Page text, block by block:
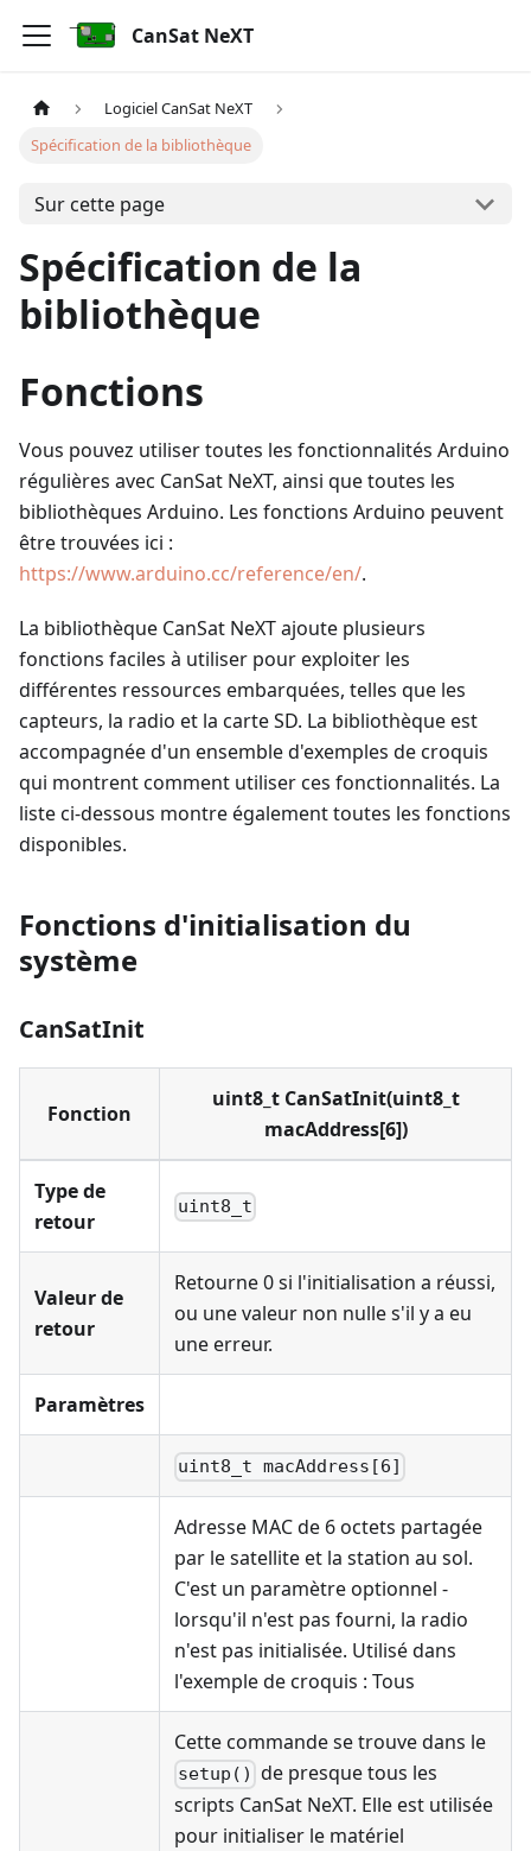
CanSat NeXT
Logiciel CanSat NeXT
Spécification de la bibliothèque
Sur cette page
Spécification de la
bibliothèque
Fonctions
Vous pouvez utiliser toutes les fonctionnalités Arduino
régulières avec CanSat NeXT, ainsi que toutes les
bibliothèques Arduino. Les fonctions Arduino peuvent
être trouvées ici :
https://www.arduino.cc/reference/en/.
La bibliothèque CanSat NeXT ajoute plusieurs
fonctions faciles à utiliser pour exploiter les
différentes ressources embarquées, telles que les
capteurs, la radio et la carte SD. La bibliothèque est
accompagnée d'un ensemble d'exemples de croquis
qui montrent comment utiliser ces fonctionnalités. La
liste ci-dessous montre également toutes les fonctions
disponibles.
Fonctions d'initialisation du
système
CanSatInit
Fonction
uint8_t CanSatInit(uint8_t
macAddress[6])
Type de
retour
uint8_t
Valeur de
retour
Retourne 0 si l'initialisation a réussi,
ou une valeur non nulle s'il y a eu
une erreur.
Paramètres
uint8_t macAddress[6]
Adresse MAC de 6 octets partagée
par le satellite et la station au sol.
C'est un paramètre optionnel -
lorsqu'il n'est pas fourni, la radio
n'est pas initialisée. Utilisé dans
l'exemple de croquis : Tous
Cette commande se trouve dans le
setup() de presque tous les
scripts CanSat NeXT. Elle est utilisée
pour initialiser le matériel